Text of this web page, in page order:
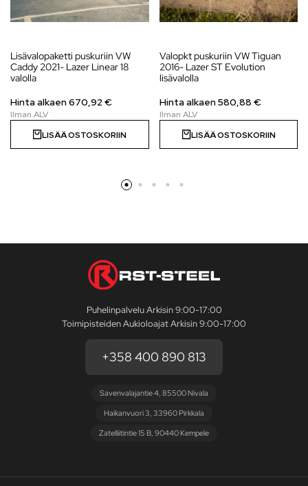
Lisävalopaketti puskuriin VW
Caddy 2021- Lazer Linear 18
valolla
Hinta alkaen670,92€
LISÄÄ OSTOSKORIIN
Valopkt puskuriin VW Tiguan
2016- Lazer ST Evolution
lisävalolla
Hinta alkaen580,88 €
LISÄÄ OSTOSKORIIN
Puhelinpalvelu Arkisin 9:00-17:00
Toimipisteiden Aukioloajat Arkisin 9:00-17:00
+358 400 890 813
Savenvalajantie 4, 85500 Nivala
Haikanvuori 3, 33960 Pirkkala
Zatelliitintie 15 B, 90440 Kempele